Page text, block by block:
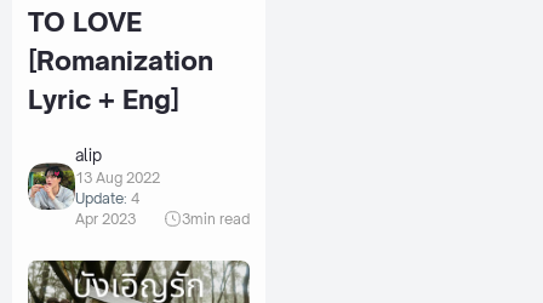
TO LOVE
[Romanization
Lyric + Eng]
alip
13 Aug 2022
Update: 4
Apr 2023
3min read